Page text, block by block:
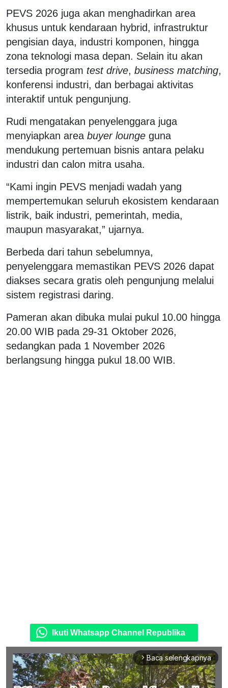
PEVS 2026 juga akan menghadirkan area
khusus untuk kendaraan hybrid, infrastruktur
pengisian daya, industri komponen, hingga
zona teknologi masa depan. Selain itu akan
tersedia program test drive, business matching,
konferensi industri, dan berbagai aktivitas
interaktif untuk pengunjung.
Rudi mengatakan penyelenggara juga
menyiapkan area buyer lounge guna
mendukung pertemuan bisnis antara pelaku
industri dan calon mitra usaha.
“Kami ingin PEVS menjadi wadah yang
mempertemukan seluruh ekosistem kendaraan
listrik, baik industri, pemerintah, media,
maupun masyarakat,” ujarnya.
Berbeda dari tahun sebelumnya,
penyelenggara memastikan PEVS 2026 dapat
diakses secara gratis oleh pengunjung melalui
sistem registrasi daring.
Pameran akan dibuka mulai pukul 10.00 hingga
20.00 WIB pada 29-31 Oktober 2026,
sedangkan pada 1 November 2026
berlangsung hingga pukul 18.00 WIB.
Ikuti Whatsapp Channel Republika
arrow_forward_ios Baca selengkapnya